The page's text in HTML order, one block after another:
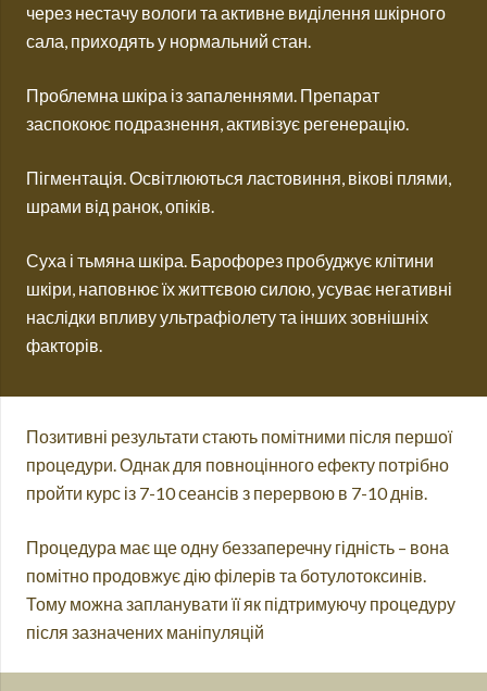
через нестачу вологи та активне виділення шкірного
сала, приходять у нормальний стан.
Проблемна шкіра із запаленнями. Препарат
заспокоює подразнення, активізує регенерацію.
Пігментація. Освітлюються ластовиння, вікові плями,
шрами від ранок, опіків.
Суха і тьмяна шкіра. Барофорез пробуджує клітини
шкіри, наповнює їх життєвою силою, усуває негативні
наслідки впливу ультрафіолету та інших зовнішніх
факторів.
Позитивні результати стають помітними після першої
процедури. Однак для повноцінного ефекту потрібно
пройти курс із 7-10 сеансів з перервою в 7-10 днів.
Процедура має ще одну беззаперечну гідність – вона
помітно продовжує дію філерів та ботулотоксинів.
Тому можна запланувати її як підтримуючу процедуру
після зазначених маніпуляцій